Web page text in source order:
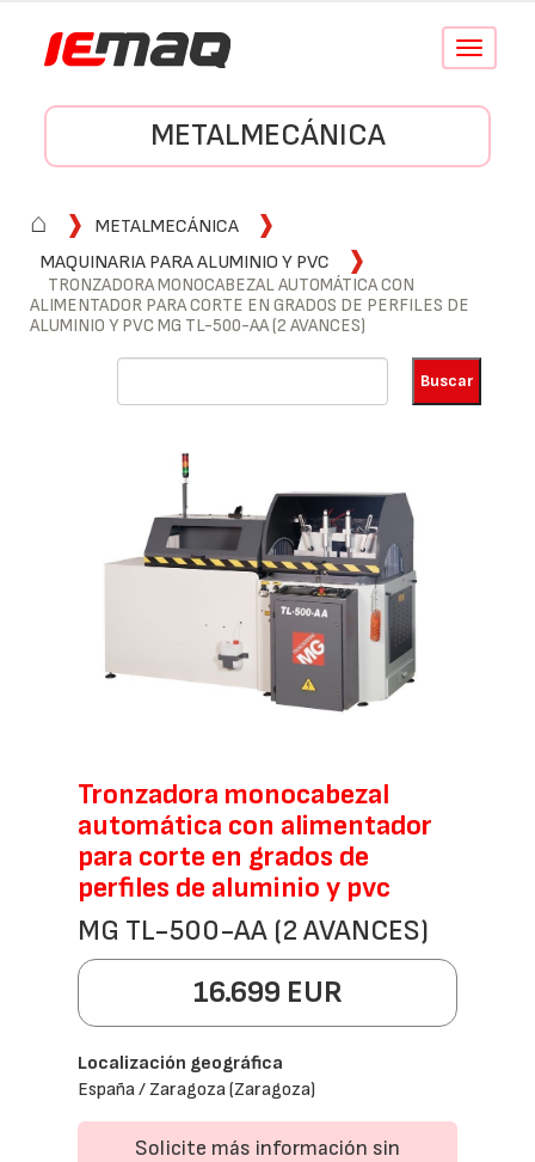
Conmutar
METALMECÁNICA
⌂
METALMECÁNICA
MAQUINARIA PARA ALUMINIO Y PVC
TRONZADORA MONOCABEZAL AUTOMÁTICA CON
ALIMENTADOR PARA CORTE EN GRADOS DE PERFILES DE
ALUMINIO Y PVC MG TL-500-AA (2 AVANCES)
Tronzadora monocabezal
automática con alimentador
para corte en grados de
perfiles de aluminio y pvc
MG TL-500-AA (2 AVANCES)
16.699 EUR
Localización geográfica
España / Zaragoza (Zaragoza)
Solicite más información sin